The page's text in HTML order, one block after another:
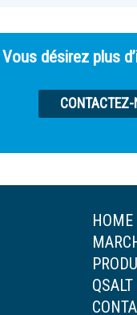
Vous désirez plus
CONTACTEZ-
HOME
QSALT